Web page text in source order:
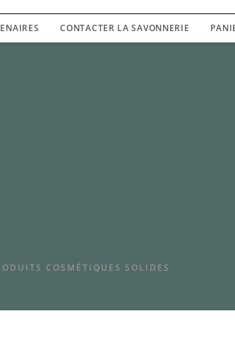
CONTACTER LA SAVONNERIE
COSMÉTIQUES SOLIDES